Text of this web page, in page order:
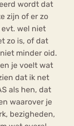
wordt dat
zijn of er zo
wel niet
zo is, of dat
minder oid.
je voelt wat
dat ik net
als hen, dat
waarover je
bezigheden,